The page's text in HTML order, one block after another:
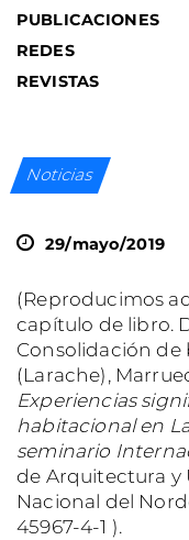
PUBLICACIONES
REDES
REVISTAS
Noticias
29/mayo/2019
(Reproducimos
capítulo de libro.
Consolidación de
(Larache),
Experiencias
habitacional en
seminario
de Arquitectura y
Nacional del
45967-4-1 ).